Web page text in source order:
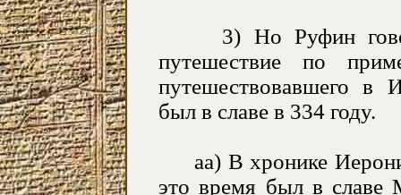
3) Но Руфин
путешествие по
путешествовавшего
был в славе в 334 году.
аа) В хронике
это время был в славе